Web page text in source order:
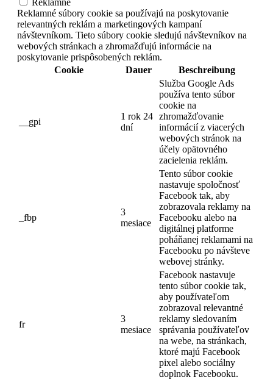
Reklamné
Reklamné súbory cookie sa používajú na poskytovanie
relevantných reklám a marketingových kampaní
návštevníkom. Tieto súbory cookie sledujú návštevníkov na
webových stránkach a zhromažďujú informácie na
poskytovanie prispôsobených reklám.
Cookie
Dauer Beschreibung
__gpi
1 rok 24
dní
Služba Google Ads
používa tento súbor
cookie na
zhromažďovanie
informácií z viacerých
webových stránok na
účely opätovného
zacielenia reklám.
_fbp
3
mesiace
Tento súbor cookie
nastavuje spoločnosť
Facebook tak, aby
zobrazovala reklamy na
Facebooku alebo na
digitálnej platforme
poháňanej reklamami na
Facebooku po návšteve
webovej stránky.
fr
3
mesiace
Facebook nastavuje
tento súbor cookie tak,
aby používateľom
zobrazoval relevantné
reklamy sledovaním
správania používateľov
na webe, na stránkach,
ktoré majú Facebook
pixel alebo sociálny
doplnok Facebooku.